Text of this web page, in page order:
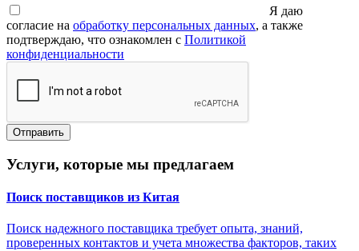
Я даю
согласие на обработку персональных данных, а также
подтверждаю, что ознакомлен с Политикой
конфиденциальности
Отправить
Услуги, которые мы предлагаем
Поиск поставщиков из Китая
Поиск надежного поставщика требует опыта, знаний,
проверенных контактов и учета множества факторов, таких